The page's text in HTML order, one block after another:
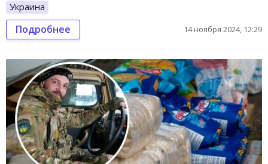
Украина
Подробнее 14 ноября 2024, 12:29